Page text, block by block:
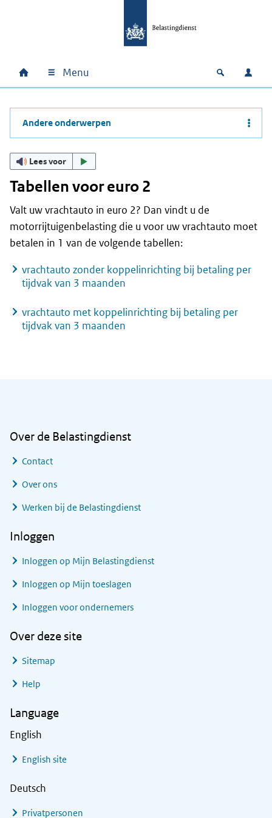
Hoofdnavigatie
Home Menu Open
Andere onderwerpen
Lees voor
Tabellen voor euro 2
Valt uw vrachtauto in euro 2? Dan vindt u de
motorrijtuigenbelasting die u voor uw vrachtauto moet
betalen in 1 van de volgende tabellen:
vrachtauto zonder koppelinrichting bij betaling per
tijdvak van 3 maanden
vrachtauto met koppelinrichting bij betaling per
tijdvak van 3 maanden
Over de Belastingdienst
Contact
Over ons
Werken bij de Belastingdienst
Inloggen
Inloggen op Mijn Belastingdienst
Inloggen op Mijn toeslagen
Inloggen voor ondernemers
Over deze site
Sitemap
Help
Language
English
English site
Deutsch
Privatpersonen